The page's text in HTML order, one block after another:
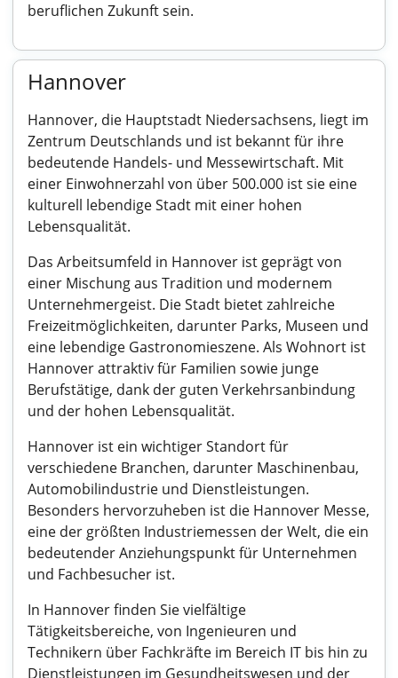
beruflichen Zukunft sein.
Hannover
Hannover, die Hauptstadt Niedersachsens, liegt im
Zentrum Deutschlands und ist bekannt für ihre
bedeutende Handels- und Messewirtschaft. Mit
einer Einwohnerzahl von über 500.000 ist sie eine
kulturell lebendige Stadt mit einer hohen
Lebensqualität.
Das Arbeitsumfeld in Hannover ist geprägt von
einer Mischung aus Tradition und modernem
Unternehmergeist. Die Stadt bietet zahlreiche
Freizeitmöglichkeiten, darunter Parks, Museen und
eine lebendige Gastronomieszene. Als Wohnort ist
Hannover attraktiv für Familien sowie junge
Berufstätige, dank der guten Verkehrsanbindung
und der hohen Lebensqualität.
Hannover ist ein wichtiger Standort für
verschiedene Branchen, darunter Maschinenbau,
Automobilindustrie und Dienstleistungen.
Besonders hervorzuheben ist die Hannover Messe,
eine der größten Industriemessen der Welt, die ein
bedeutender Anziehungspunkt für Unternehmen
und Fachbesucher ist.
In Hannover finden Sie vielfältige
Tätigkeitsbereiche, von Ingenieuren und
Technikern über Fachkräfte im Bereich IT bis hin zu
Dienstleistungen im Gesundheitswesen und der